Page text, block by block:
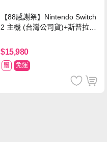
【88感謝祭】Nintendo Switch
2 主機 (台灣公司貨)+斯普拉遁
$15,980
贈 免運